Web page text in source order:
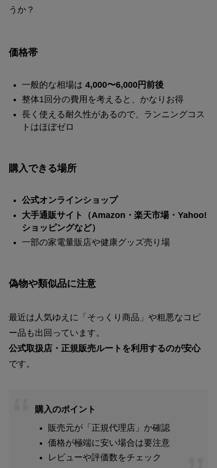
うか？
価格帯
一般的な相場は 4,000〜6,000円前後
整体1回分の費用を考えると、かなりお得
長く使える耐久性があるので、ランニングコス
トはほぼゼロ
購入できる場所
公式オンラインショップ
大手通販サイト（Amazon・楽天市場・Yahoo!
ショッピングなど）
一部の家電量販店や健康グッズ売り場
偽物や類似品に注意
最近は人気ゆえに「そっくり商品」や粗悪なコピ
ー品も出回っています。
公式取扱店・正規販売ルートを利用するのが安心
です。
購入のポイント
販売元が「正規代理店」か確認
価格が極端に安い場合は要注意
レビューや評価数をチェック